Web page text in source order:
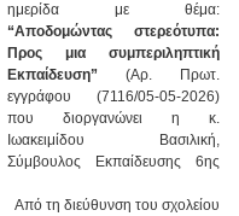
ημερίδα με θέμα:
“Αποδομώντας στερεότυπα:
Προς μια συμπεριληπτική
Εκπαίδευση” (Αρ. Πρωτ.
εγγράφου (7116/05-05-2026)
που διοργανώνει η κ.
Ιωακειμίδου Βασιλική,
Σύμβουλος Εκπαίδευσης 6ης
Από τη διεύθυνση του σχολείου